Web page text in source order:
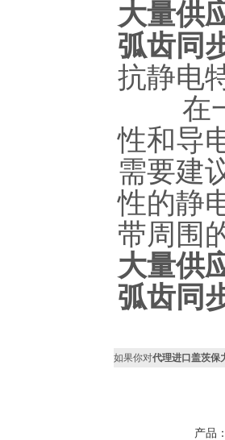
大量供
弧齿同
抗静电
在一
性和导
需要建
性的静
带周围
大量供
弧齿同
如果你对代理进口盖茨保
产品